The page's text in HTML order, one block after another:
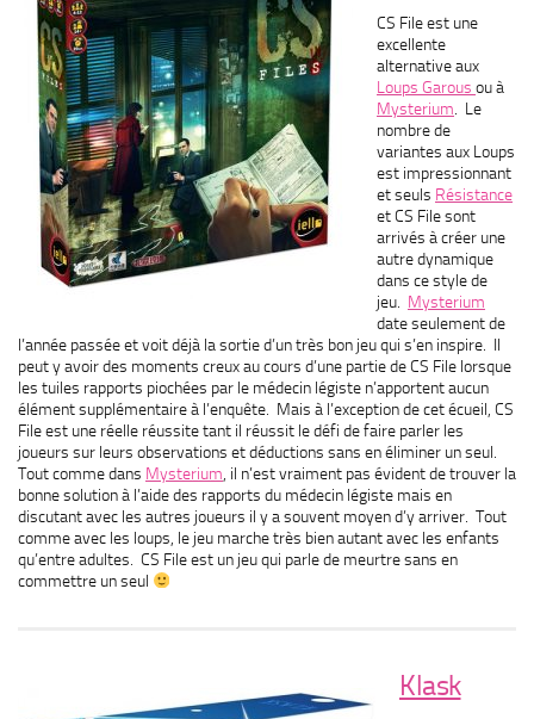
CS File est une
excellente
alternative aux
Loups Garous ou à
Mysterium . Le
nombre de
variantes aux Loups
est impressionnant
et seuls Résistance
et CS File sont
arrivés à créer une
autre dynamique
dans ce style de
jeu. Mysterium
date seulement de
l’année passée et voit déjà la sortie d’un très bon jeu qui s’en inspire. Il
peut y avoir des moments creux au cours d’une partie de CS File lorsque
les tuiles rapports piochées par le médecin légiste n’apportent aucun
élément supplémentaire à l’enquête. Mais à l’exception de cet écueil, CS
File est une réelle réussite tant il réussit le défi de faire parler les
joueurs sur leurs observations et déductions sans en éliminer un seul.
Tout comme dans Mysterium , il n’est vraiment pas évident de trouver la
bonne solution à l’aide des rapports du médecin légiste mais en
discutant avec les autres joueurs il y a souvent moyen d’y arriver. Tout
comme avec les loups, le jeu marche très bien autant avec les enfants
qu’entre adultes. CS File est un jeu qui parle de meurtre sans en
commettre un seul
Klask